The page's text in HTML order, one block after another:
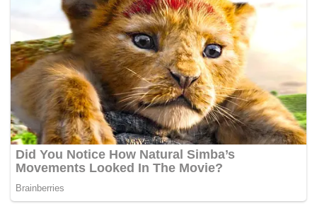
ePaper NEWPOSKOMANADO